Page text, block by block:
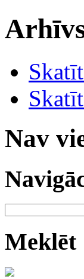
Nav
Meklēt